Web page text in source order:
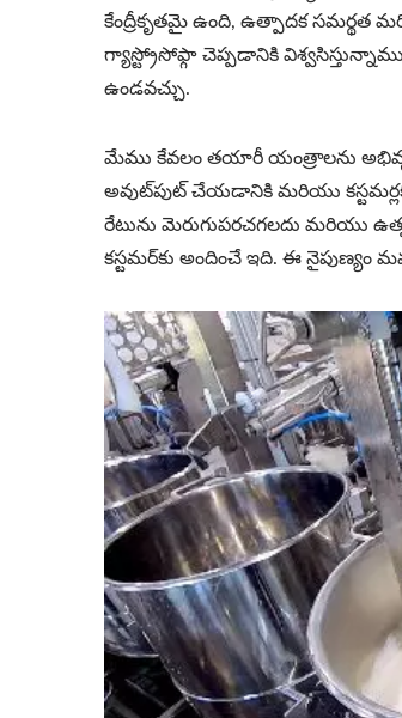
కేంద్రీకృతమై ఉంది, ఉత్పాదక సమర్థత
గ్యాస్ట్రోసోఫ్గా చెప్పడానికి
ఉండవచ్చు.
మేము కేవలం తయారీ యంత్రాలను
అవుట్‌పుట్ చేయడానికి మరియు
రేటును మెరుగుపరచగలదు మరియు
కస్టమర్‌కు అందించే ఇది. ఈ నైపుణ్యం